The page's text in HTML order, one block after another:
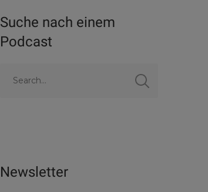
Suche nach einem
Podcast
Newsletter